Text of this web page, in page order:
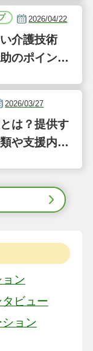
なるあの介
2026/04/22
介護技術
のポイン
2026/03/27
は？提供す
や支援内容
ン
ビュー
ョン